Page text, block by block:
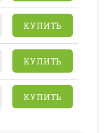
КУПИТЬ
КУПИТЬ
КУПИТЬ